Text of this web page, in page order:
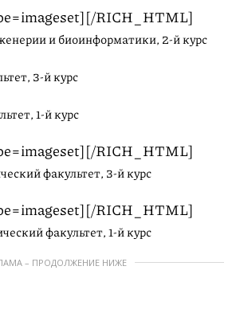
RICH_HTML]
и биоинформатики, 2-й курс
3-й курс
1-й курс
RICH_HTML]
факультет, 3-й курс
RICH_HTML]
факультет, 1-й курс
– ПРОДОЛЖЕНИЕ НИЖЕ